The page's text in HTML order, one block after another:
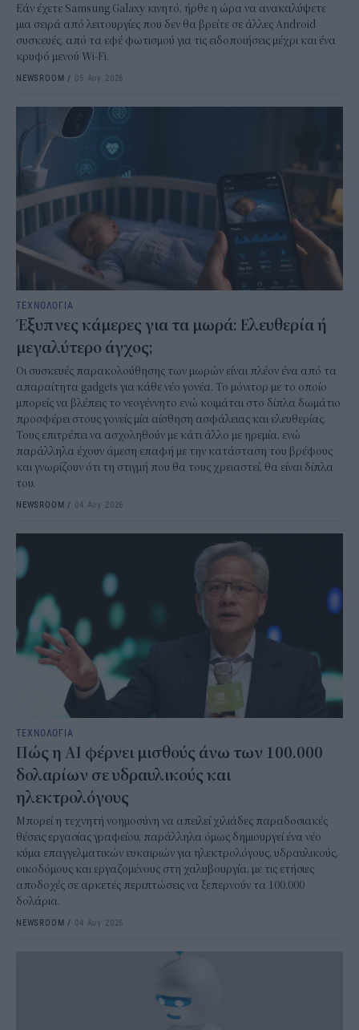
Εάν έχετε Samsung Galaxy κινητό, ήρθε η ώρα να ανακαλύψετε
μια σειρά από λειτουργίες που δεν θα βρείτε σε άλλες Android
συσκευές, από τα εφέ φωτισμού για τις ειδοποιήσεις μέχρι και ένα
κρυφό μενού Wi-Fi.
NEWSROOM / 05 Αυγ 2026
ΤΕΧΝΟΛΟΓΙΑ
Έξυπνες κάμερες για τα μωρά: Ελευθερία ή
μεγαλύτερο άγχος;
Οι συσκευές παρακολούθησης των μωρών είναι πλέον ένα από τα
απαραίτητα gadgets για κάθε νέο γονέα. Το μόνιτορ με το οποίο
μπορείς να βλέπεις το νεογέννητο ενώ κοιμάται στο δίπλα δωμάτιο
προσφέρει στους γονείς μία αίσθηση ασφάλειας και ελευθερίας.
Τους επιτρέπει να ασχοληθούν με κάτι άλλο με ηρεμία, ενώ
παράλληλα έχουν άμεση επαφή με την κατάσταση του βρέφους
και γνωρίζουν ότι τη στιγμή που θα τους χρειαστεί, θα είναι δίπλα
του.
NEWSROOM / 04 Αυγ 2026
ΤΕΧΝΟΛΟΓΙΑ
Πώς η AI φέρνει μισθούς άνω των 100.000
δολαρίων σε υδραυλικούς και
ηλεκτρολόγους
Μπορεί η τεχνητή νοημοσύνη να απειλεί χιλιάδες παραδοσιακές
θέσεις εργασίας γραφείου, παράλληλα όμως δημιουργεί ένα νέο
κύμα επαγγελματικών ευκαιριών για ηλεκτρολόγους, υδραυλικούς,
οικοδόμους και εργαζομένους στη χαλυβουργία, με τις ετήσιες
αποδοχές σε αρκετές περιπτώσεις να ξεπερνούν τα 100.000
δολάρια.
NEWSROOM / 04 Αυγ 2026